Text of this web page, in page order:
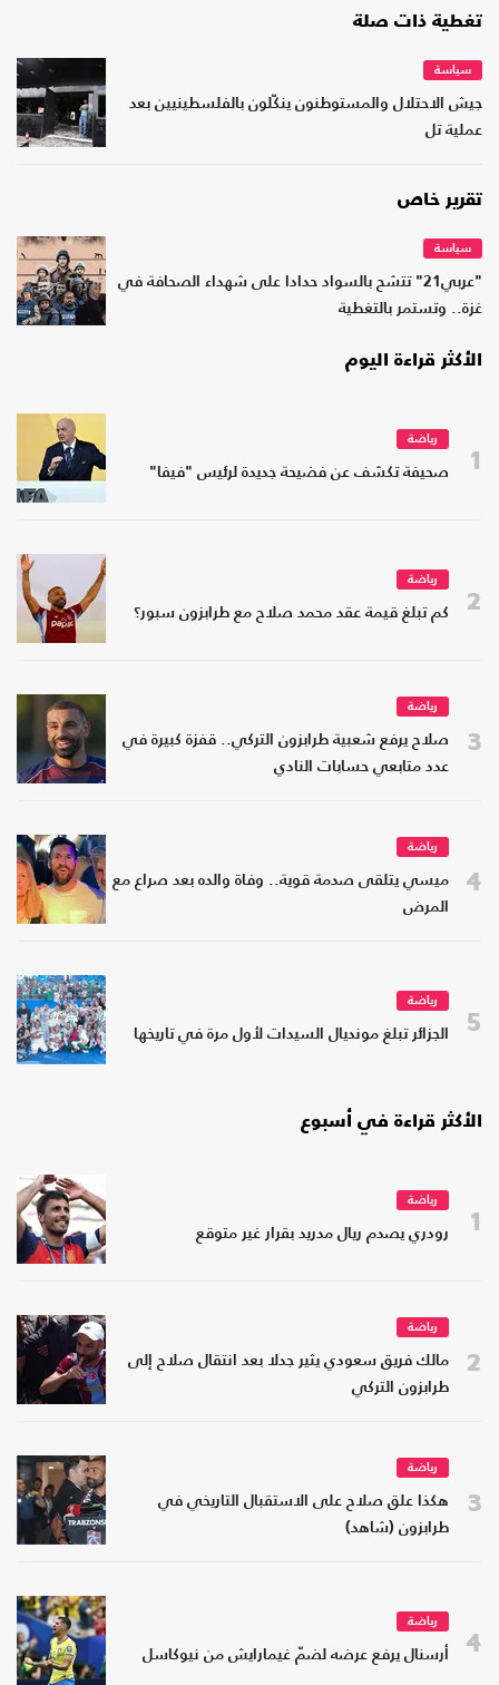
تغطية ذات صلة
سياسة
جيش الاحتلال والمستوطنون ينكّلون بالفلسطينيين بعد
عملية تل
تقرير خاص
سياسة
"عربي21" تتشح بالسواد حدادا على شهداء الصحافة في
غزة.. وتستمر بالتغطية
الأكثر قراءة اليوم
1
رياضة
صحيفة تكشف عن فضيحة جديدة لرئيس "فيفا"
2
رياضة
كم تبلغ قيمة عقد محمد صلاح مع طرابزون سبور؟
3
رياضة
صلاح يرفع شعبية طرابزون التركي.. قفزة كبيرة في
عدد متابعي حسابات النادي
4
رياضة
ميسي يتلقى صدمة قوية.. وفاة والده بعد صراع مع
المرض
5
رياضة
الجزائر تبلغ مونديال السيدات لأول مرة في تاريخها
الأكثر قراءة في أسبوع
1
رياضة
رودري يصدم ريال مدريد بقرار غير متوقع
2
رياضة
مالك فريق سعودي يثير جدلا بعد انتقال صلاح إلى
طرابزون التركي
3
رياضة
هكذا علق صلاح على الاستقبال التاريخي في
طرابزون (شاهد)
4
رياضة
أرسنال يرفع عرضه لضمّ غيمارايش من نيوكاسل